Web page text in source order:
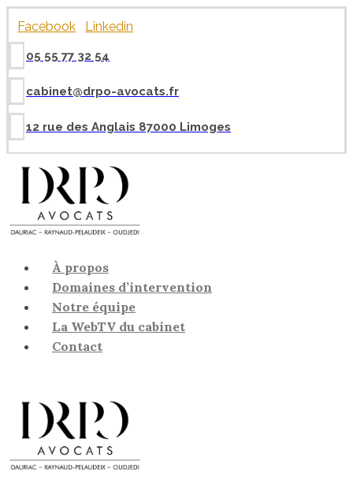
Facebook Linkedin
05 55 77 32 54
cabinet@drpo-avocats.fr
12 rue des Anglais 87000 Limoges
À propos
Domaines d’intervention
Notre équipe
La WebTV du cabinet
Contact
Panneau de gestion des cookies